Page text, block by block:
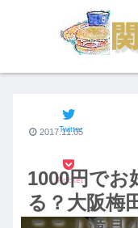
1000円でお
る？大阪梅
Twitter
Pocket
2017.11.05